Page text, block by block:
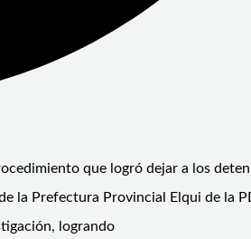
que logró dejar a los
la Prefectura Provincial Elqui de la
logrando